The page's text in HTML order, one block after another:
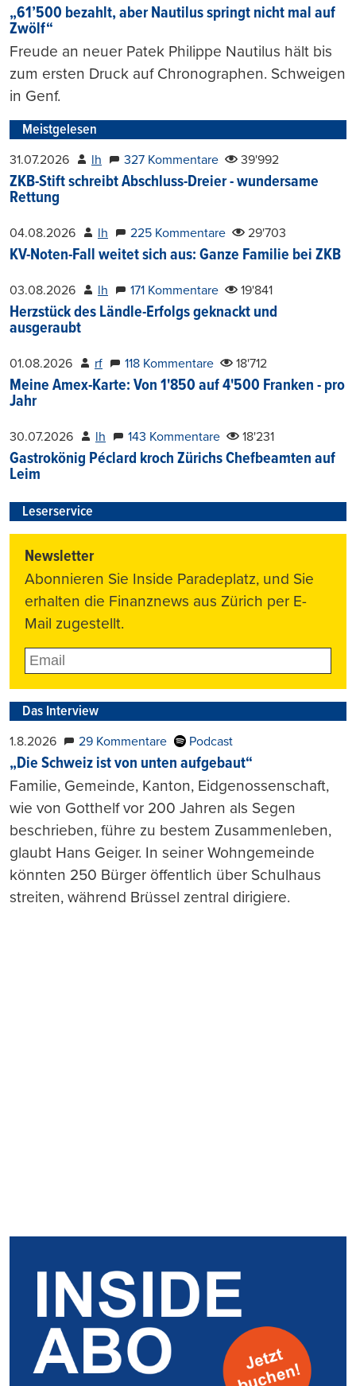
„61’500 bezahlt, aber Nautilus springt nicht mal auf
Zwölf“
Freude an neuer Patek Philippe Nautilus hält bis
zum ersten Druck auf Chronographen. Schweigen
in Genf.
Meistgelesen
31.07.2026 lh 327 Kommentare 39'992
ZKB-Stift schreibt Abschluss-Dreier - wundersame
Rettung
04.08.2026 lh 225 Kommentare 29'703
KV-Noten-Fall weitet sich aus: Ganze Familie bei ZKB
03.08.2026 lh 171 Kommentare 19'841
Herzstück des Ländle-Erfolgs geknackt und
ausgeraubt
01.08.2026 rf 118 Kommentare 18'712
Meine Amex-Karte: Von 1'850 auf 4'500 Franken - pro
Jahr
30.07.2026 lh 143 Kommentare 18'231
Gastrokönig Péclard kroch Zürichs Chefbeamten auf
Leim
Leserservice
Newsletter
Abonnieren Sie Inside Paradeplatz, und Sie
erhalten die Finanznews aus Zürich per E-
Mail zugestellt.
Das Interview
1.8.2026 29 Kommentare Podcast
„Die Schweiz ist von unten aufgebaut“
Familie, Gemeinde, Kanton, Eidgenossenschaft,
wie von Gotthelf vor 200 Jahren als Segen
beschrieben, führe zu bestem Zusammenleben,
glaubt Hans Geiger. In seiner Wohngemeinde
könnten 250 Bürger öffentlich über Schulhaus
streiten, während Brüssel zentral dirigiere.